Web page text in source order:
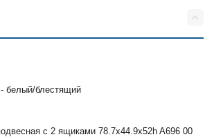
белый/блестящий
с 2 ящиками 78.7x44.9x52h A696 00